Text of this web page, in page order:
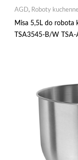
AGD, Roboty
Misa 5,5L do robota kuchennego EASY COOK SINGLE
TSA3545-B/W TSA-